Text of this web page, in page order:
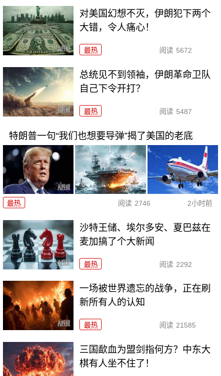
对美国幻想不灭，伊朗犯下两个
大错，令人痛心！
最热 阅读 5672
总统见不到领袖，伊朗革命卫队
自己下令开打？
最热 阅读 5487
特朗普一句“我们也想要导弹”揭了美国的老底
最热 阅读 2746 2小时前
沙特王储、埃尔多安、夏巴兹在
麦加搞了个大新闻
最热 阅读 2292
一场被世界遗忘的战争，正在刷
新所有人的认知
最热 阅读 21585
三国歃血为盟剑指何方？中东大
棋有人坐不住了！